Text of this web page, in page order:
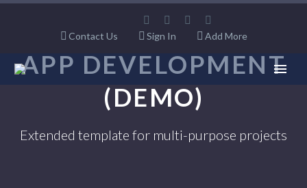
Contact Us Sign In Add More
APP DEVELOPMENT
(DEMO)
Extended template for multi-purpose projects